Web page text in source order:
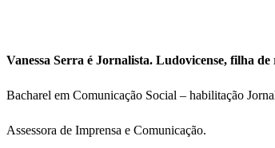
Vanessa Serra é Jornalista. Ludovicense, filha de
Bacharel em Comunicação Social – habilitação
Assessora de Imprensa e Comunicação.